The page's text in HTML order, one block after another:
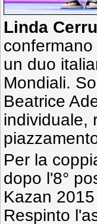
Linda
confermano
un duo
Mondiali.
Beatrice
individuale,
Per la
dopo l'8°
Kazan
Respinto